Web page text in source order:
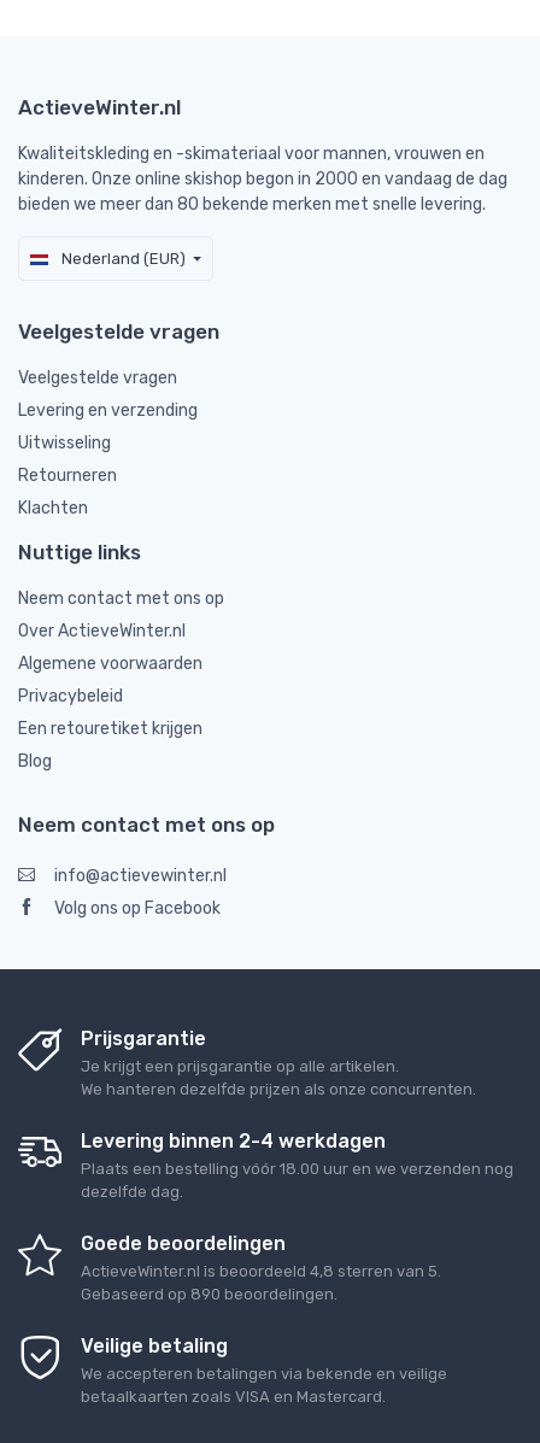
ActieveWinter.nl
Kwaliteitskleding en -skimateriaal voor mannen, vrouwen en
kinderen. Onze online skishop begon in 2000 en vandaag de dag
bieden we meer dan 80 bekende merken met snelle levering.
Nederland (EUR)
Veelgestelde vragen
Veelgestelde vragen
Levering en verzending
Uitwisseling
Retourneren
Klachten
Nuttige links
Neem contact met ons op
Over ActieveWinter.nl
Algemene voorwaarden
Privacybeleid
Een retouretiket krijgen
Blog
Neem contact met ons op
info@actievewinter.nl
Volg ons op Facebook
Prijsgarantie
Je krijgt een prijsgarantie op alle artikelen.
We hanteren dezelfde prijzen als onze concurrenten.
Levering binnen 2-4 werkdagen
Plaats een bestelling vóór 18.00 uur en we verzenden nog
dezelfde dag.
Goede beoordelingen
ActieveWinter.nl is beoordeeld 4,8 sterren van 5
Gebaseerd op 890 beoordelingen.
Veilige betaling
We accepteren betalingen via bekende en veilige
betaalkaarten zoals VISA en Mastercard.